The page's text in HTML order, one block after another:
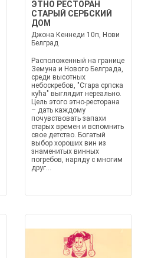
ЭТНО РЕСТОРАН
СТАРЫЙ СЕРБСКИЙ
ДОМ
Джона Кеннеди 10п, Нови
Белград
Расположенный на границе
Земуна и Нового Белграда,
среди высотных
небоскребов, "Стара српска
кућа" выглядит нереально.
Цель этого этно-ресторана
– дать каждому
почувствовать запахи
старых времен и вспомнить
свое детство. Богатый
выбор хороших вин из
знаменитых винных
погребов, наряду с многим
друг...